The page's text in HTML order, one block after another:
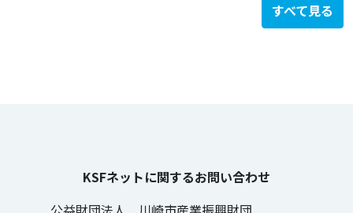
すべて見る
KSFネットに関するお問い合わせ